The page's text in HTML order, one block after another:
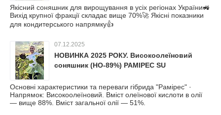
Якісний соняшник для вирощування в усіх регіонах України🚜
Вихід крупної фракції складає вище 70%🚀 Якісні показники
для кондитерського напрямку👍
07.12.2025
НОВИНКА 2025 РОКУ. Високоолеїновий
соняшник (HO-89%) РАМІРЕС SU
Основні характеристики та переваги гібрида "Рамірес" ·
Напрямок: Високоолеїновий. Вміст олеїнової кислоти в олії
— вище 88%. Вміст загальної олії — 51%.